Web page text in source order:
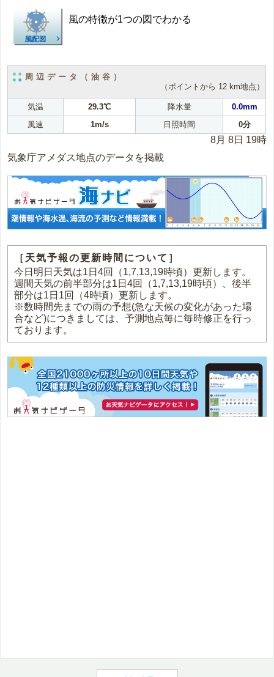
風の特徴が1つの図でわかる
周辺データ（油谷）
（ポイントから 12 km地点）
気温 29.3℃ 降水量
0.0mm
風速
1m/s 日照時間 0分
8月 8日 19時
気象庁アメダス地点のデータを掲載
［天気予報の更新時間について］
今日明日天気は1日4回（1,7,13,19時頃）更新します。
週間天気の前半部分は1日4回（1,7,13,19時頃）、後半
部分は1日1回（4時頃）更新します。
※数時間先までの雨の予想(急な天候の変化があった場
合など)につきましては、予測地点毎に毎時修正を行っ
ております。